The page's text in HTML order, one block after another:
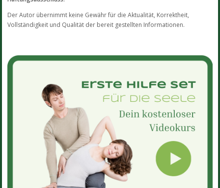
Der Autor übernimmt keine Gewähr für die Aktualität, Korrektheit,
Vollständigkeit und Qualität der bereit gestellten Informationen.